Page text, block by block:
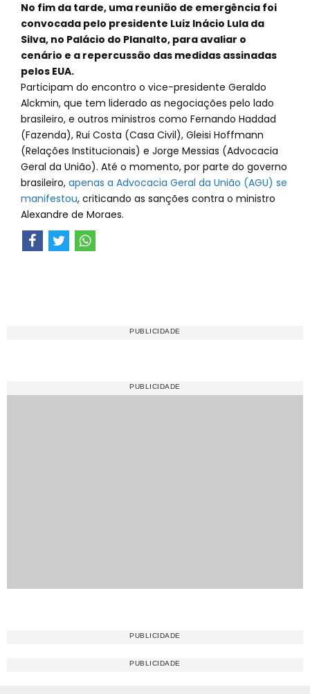
No fim da tarde, uma reunião de emergência foi
convocada pelo presidente Luiz Inácio Lula da
Silva, no Palácio do Planalto, para avaliar o
cenário e a repercussão das medidas assinadas
pelos EUA.
Participam do encontro o vice-presidente Geraldo
Alckmin, que tem liderado as negociações pelo lado
brasileiro, e outros ministros como Fernando Haddad
(Fazenda), Rui Costa (Casa Civil), Gleisi Hoffmann
(Relações Institucionais) e Jorge Messias (Advocacia
Geral da União). Até o momento, por parte do governo
brasileiro, apenas a Advocacia Geral da União (AGU) se
manifestou, criticando as sanções contra o ministro
Alexandre de Moraes.